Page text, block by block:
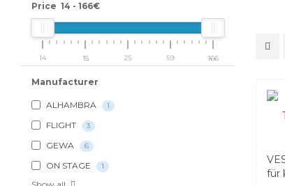
Price 14 - 166€
14 15 25 59 166
Manufacturer
ALHAMBRA 1
FLIGHT 3
GEWA 6
ON STAGE 1
für